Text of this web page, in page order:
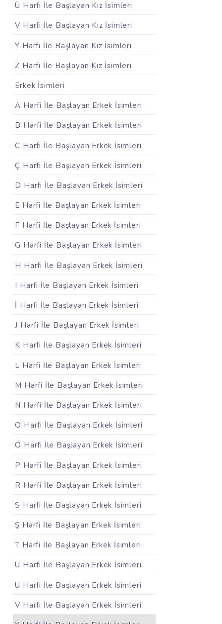
Ü Harfi İle Başlayan Kız İsimleri
V Harfi İle Başlayan Kız İsimleri
Y Harfi İle Başlayan Kız İsimleri
Z Harfi İle Başlayan Kız İsimleri
Erkek İsimleri
A Harfi İle Başlayan Erkek İsimleri
B Harfi İle Başlayan Erkek İsimleri
C Harfi İle Başlayan Erkek İsimleri
Ç Harfi İle Başlayan Erkek İsimleri
D Harfi İle Başlayan Erkek İsimleri
E Harfi İle Başlayan Erkek İsimleri
F Harfi İle Başlayan Erkek İsimleri
G Harfi İle Başlayan Erkek İsimleri
H Harfi İle Başlayan Erkek İsimleri
I Harfi İle Başlayan Erkek İsimleri
İ Harfi İle Başlayan Erkek İsimleri
J Harfi İle Başlayan Erkek İsimleri
K Harfi İle Başlayan Erkek İsimleri
L Harfi İle Başlayan Erkek İsimleri
M Harfi İle Başlayan Erkek İsimleri
N Harfi İle Başlayan Erkek İsimleri
O Harfi İle Başlayan Erkek İsimleri
Ö Harfi İle Başlayan Erkek İsimleri
P Harfi İle Başlayan Erkek İsimleri
R Harfi İle Başlayan Erkek İsimleri
S Harfi İle Başlayan Erkek İsimleri
Ş Harfi İle Başlayan Erkek İsimleri
T Harfi İle Başlayan Erkek İsimleri
U Harfi İle Başlayan Erkek İsimleri
Ü Harfi İle Başlayan Erkek İsimleri
V Harfi İle Başlayan Erkek İsimleri